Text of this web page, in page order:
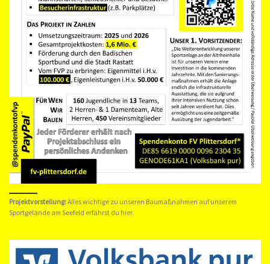
Projektvorstellung:Alles wichtige zu unseren Baumaßnahmen auf unserem
Sportgelände am Seefeld erfährst du hier.